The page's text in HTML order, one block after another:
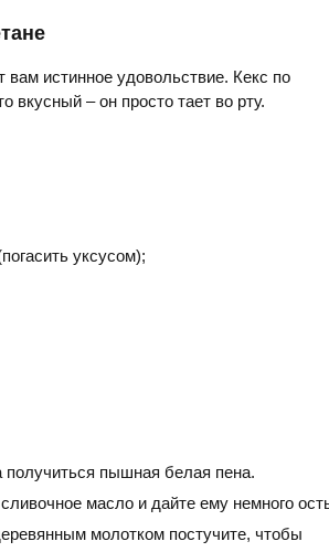
вам истинное удовольствие. Кекс по
вкусный – он просто тает во рту.
уксусом);
пышная белая пена.
масло и дайте ему немного
молотком постучите, чтобы